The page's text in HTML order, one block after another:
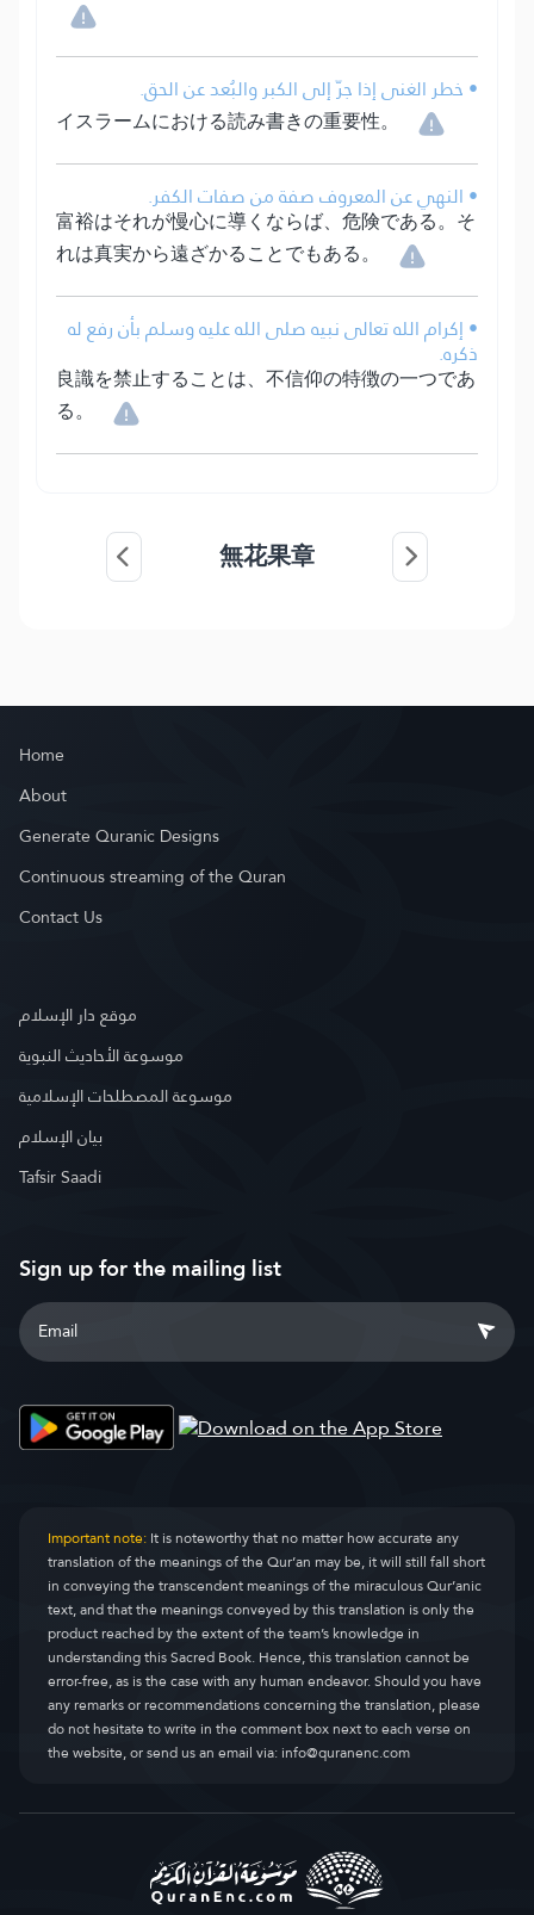
• خطر الغنى إذا جرّ إلى الكبر والبُعد عن الحق.
イスラームにおける読み書きの重要性。
• النهي عن المعروف صفة من صفات الكفر.
富裕はそれが慢心に導くならば、危険である。そ
れは真実から遠ざかることでもある。
• إكرام الله تعالى نبيه صلى الله عليه وسلم بأن رفع له
ذكره.
良識を禁止することは、不信仰の特徴の一つであ
る。
無花果章
Home
About
Generate Quranic Designs
Continuous streaming of the Quran
Contact Us
موقع دار الإسلام
موسوعة الأحاديث النبوية
موسوعة المصطلحات الإسلامية
بيان الإسلام
Tafsir Saadi
Sign up for the mailing list
Important note:It is noteworthy that no matter how accurate any
translation of the meanings of the Qur’an may be, it will still fall short
in conveying the transcendent meanings of the miraculous Qur’anic
text, and that the meanings conveyed by this translation is only the
product reached by the extent of the team’s knowledge in
understanding this Sacred Book. Hence, this translation cannot be
error-free, as is the case with any human endeavor. Should you have
any remarks or recommendations concerning the translation, please
do not hesitate to write in the comment box next to each verse on
the website, or send us an email via:info@quranenc.com